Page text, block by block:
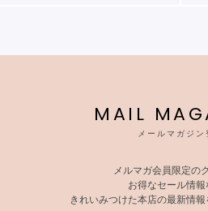
MAIL
メールマガジン
メルマガ会員限定の
お得なセール情報
きれいみつけた本店の最新情報